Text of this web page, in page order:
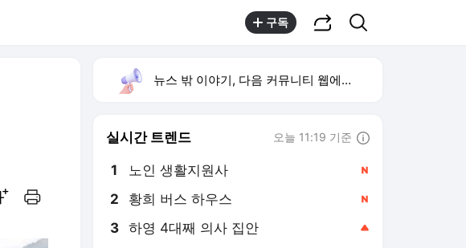
구독
뉴스 밖 이야기, 다음 커뮤니티 웹에서 보기
실시간 트렌드 오늘 11:19 기준
1 노인 생활지원사
2 황희 버스 하우스
3 하영 4대째 의사 집안